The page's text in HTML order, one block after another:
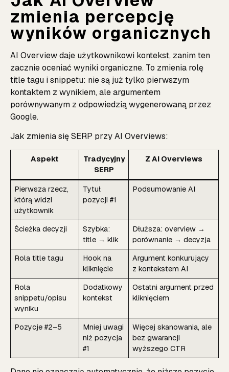
zmienia percepcję
wyników organicznych
AI Overview daje użytkownikowi kontekst, zanim ten
zacznie oceniać wyniki organiczne. To zmienia rolę
title tagu i snippetu: nie są już tylko pierwszym
kontaktem z wynikiem, ale argumentem
porównywanym z odpowiedzią wygenerowaną przez
Google.
Jak zmienia się SERP przy AI Overviews:
Aspekt
Tradycyjny
SERP
Z AI Overviews
Pierwsza rzecz,
którą widzi
użytkownik
Tytuł
pozycji #1
Podsumowanie AI
Ścieżka decyzji
Szybka:
title → klik
Dłuższa: overview →
porównanie → decyzja
Rola title tagu
Hook na
kliknięcie
Argument konkurujący
z kontekstem AI
Rola
snippetu/opisu
wyniku
Dodatkowy
kontekst
Ostatni argument przed
kliknięciem
Pozycje #2–5
Mniej uwagi
niż pozycja
#1
Więcej skanowania, ale
bez gwarancji
wyższego CTR